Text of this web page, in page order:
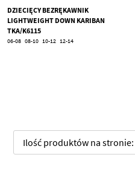
DZIECIĘCY BEZRĘKAWNIK
LIGHTWEIGHT DOWN KARIBAN
TKA/K6115
06-08 08-10 10-12 12-14
Ilość produktów na stronie: